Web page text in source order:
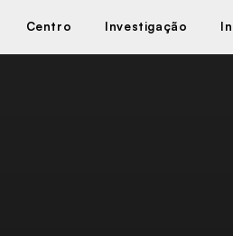
Centro Investigação